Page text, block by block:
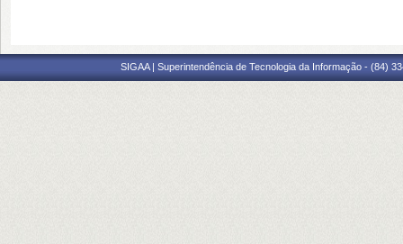
SIGAA | Superintendência de Tecnologia da Informação - (84)